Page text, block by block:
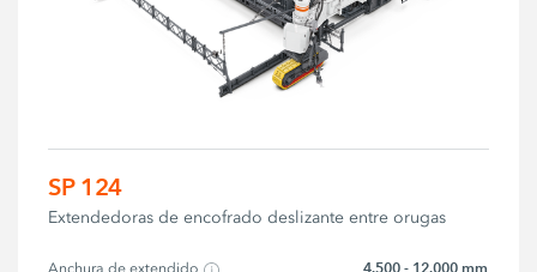
SP 124
Extendedoras de encofrado deslizante entre orugas
4.500 - 12.000 mm